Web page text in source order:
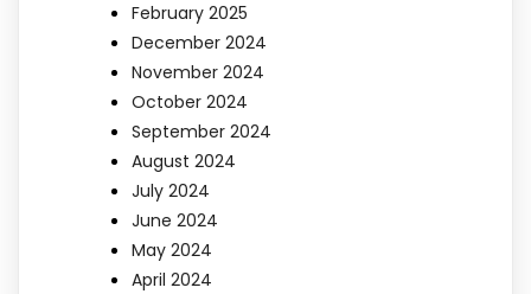
February 2025
December 2024
November 2024
October 2024
September 2024
August 2024
July 2024
June 2024
May 2024
April 2024